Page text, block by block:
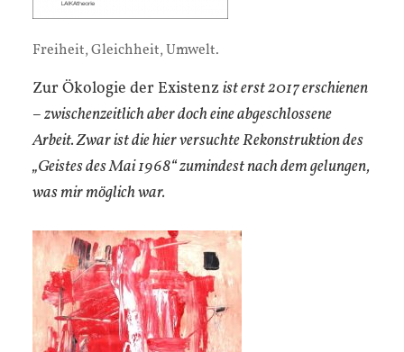
Freiheit, Gleichheit, Umwelt.
Zur Ökologie der Existenzist erst 2017 erschienen
– zwischenzeitlich aber doch eine abgeschlossene
Arbeit. Zwar ist die hier versuchte Rekonstruktion des
„Geistes des Mai 1968“ zumindest nach dem gelungen,
was mir möglich war.